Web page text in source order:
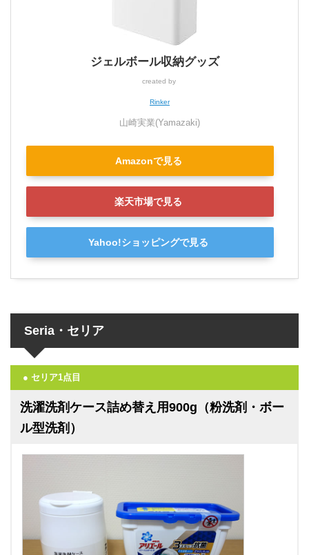
ジェルボール収納グッズ
created by
Rinker
山崎実業(Yamazaki)
Amazonで見る
楽天市場で見る
Yahoo!ショッピングで見る
Seria・セリア
● セリア1点目
洗濯洗剤ケース詰め替え用900g（粉洗剤・ボー
ル型洗剤）